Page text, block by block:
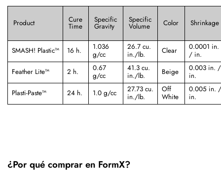
Product Cure
Time
Specific
Gravity
Specific
Volume Color Shrinkage
SMASH! Plastic™ 16 h.
1.036
g/cc
26.7 cu.
in./lb.
Clear
0.0001 in.
/ in.
Feather Lite™
2 h.
0.67
g/cc
41.3 cu.
in./lb.
Beige
0.003 in. /
in.
Plasti-Paste™
24 h. 1.0 g/cc
27.73 cu.
in./lb.
Off
White
0.005 in. /
in.
¿Por qué comprar en FormX?